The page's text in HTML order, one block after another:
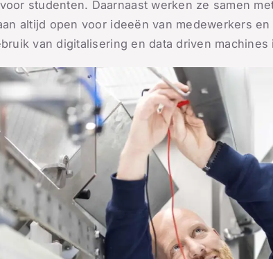
studenten. Daarnaast werken ze samen
altijd open voor ideeën van medewerkers
van digitalisering en data driven